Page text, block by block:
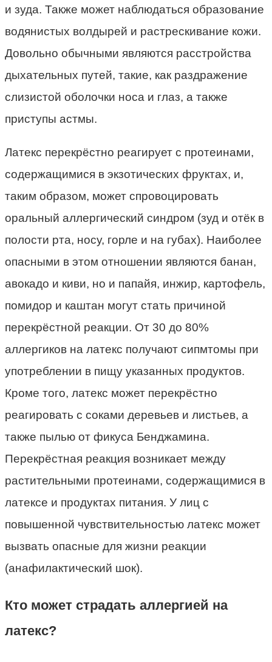
и зуда. Также может наблюдаться образование
водянистых волдырей и растрескивание кожи.
Довольно обычными являются расстройства
дыхательных путей, такие, как раздражение
слизистой оболочки носа и глаз, а также
приступы астмы.
Латекс перекрёстно реагирует с протеинами,
содержащимися в экзотических фруктах, и,
таким образом, может спровоцировать
оральный аллергический синдром (зуд и отёк в
полости рта, носу, горле и на губах). Наиболее
опасными в этом отношении являются банан,
авокадо и киви, но и папайя, инжир, картофель,
помидор и каштан могут стать причиной
перекрёстной реакции. От 30 до 80%
аллергиков на латекс получают сипмтомы при
употреблении в пищу указанных продуктов.
Кроме того, латекс может перекрёстно
реагировать с соками деревьев и листьев, а
также пылью от фикуса Бенджамина.
Перекрёстная реакция возникает между
растительными протеинами, содержащимися в
латексе и продуктах питания. У лиц с
повышенной чувствительностью латекс может
вызвать опасные для жизни реакции
(анафилактический шок).
Кто может страдать аллергией на
латекс?